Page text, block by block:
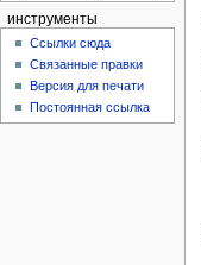
инструменты
Ссылки сюда
Связанные правки
Версия для печати
Постоянная ссылка